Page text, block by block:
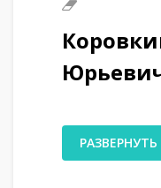
РАЗВЕРНУТЬ